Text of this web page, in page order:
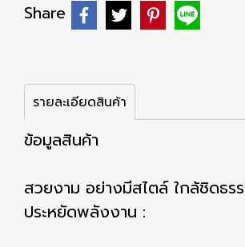
Share
รายละเอียดสินค้า
ข้อมูลสินค้า
สวยงาม อย่างมีสไตล์ ใกล้ชิดธร
ประหยัดพลังงาน :